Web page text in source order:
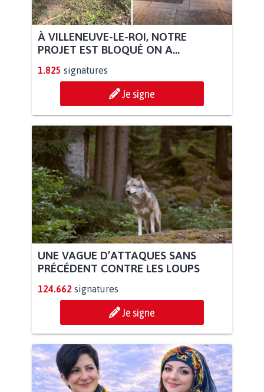
À VILLENEUVE-LE-ROI, NOTRE
PROJET EST BLOQUÉ ON A...
1.825 signatures
Je signe
UNE VAGUE D’ATTAQUES SANS
PRÉCÉDENT CONTRE LES LOUPS
124.662 signatures
Je signe